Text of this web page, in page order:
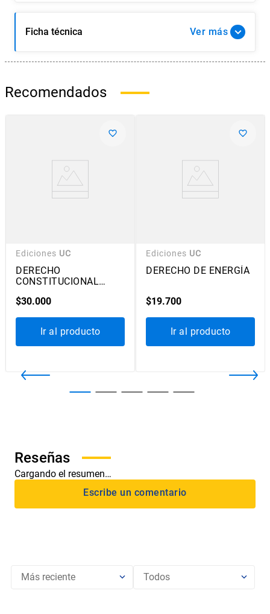
Ficha técnica Ver
Recomendados
Ediciones UC
DERECHO
CONSTITUCIONAL
$30.000
Ir al producto
Ediciones UC
DERECHO DE ENERGÍA
$19.700
Ir al producto
Cargando el resumen…
Más reciente Todos